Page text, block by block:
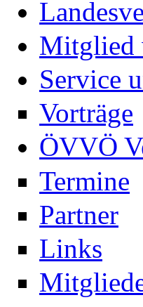
Mitglied
Service
Vorträge
ÖVVÖ
Termine
Partner
Links